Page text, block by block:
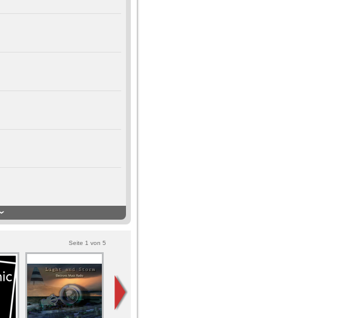
Seite 1 von 5